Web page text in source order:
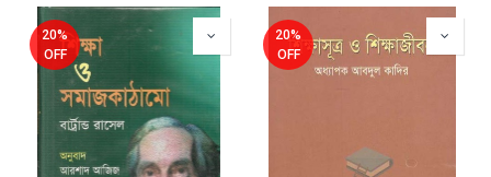
20%
OFF
20%
OFF